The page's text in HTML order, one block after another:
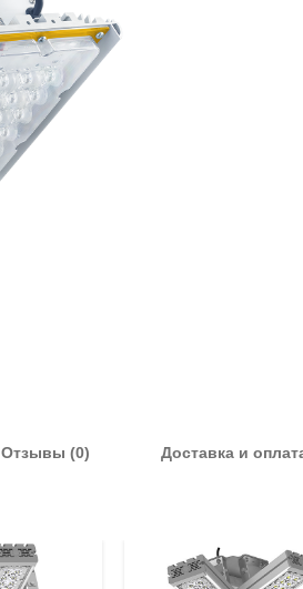
Отзывы (0) Доставка и